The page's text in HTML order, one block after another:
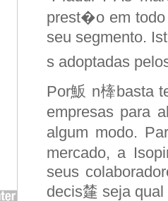
prest�o em
seu segmento.
s adoptadas
Por魬 n㯠basta
empresas para
algum modo.
mercado, a
seus
decis㯬 seja